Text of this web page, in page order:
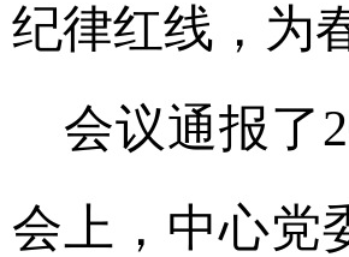
纪律红线，为
会议通报了
会上，中心党